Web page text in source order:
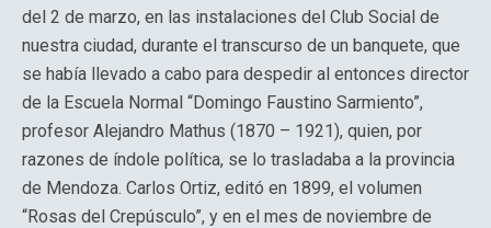
del 2 de marzo, en las instalaciones del Club Social de
nuestra ciudad, durante el transcurso de un banquete, que
se había llevado a cabo para despedir al entonces director
de la Escuela Normal “Domingo Faustino Sarmiento”,
profesor Alejandro Mathus (1870 – 1921), quien, por
razones de índole política, se lo trasladaba a la provincia
de Mendoza. Carlos Ortiz, editó en 1899, el volumen
“Rosas del Crepúsculo”, y en el mes de noviembre de